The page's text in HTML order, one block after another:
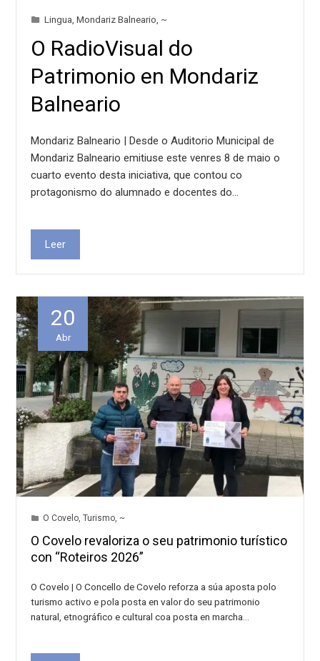
Lingua ,Mondariz Balneario ~
O RadioVisual do
Patrimonio en Mondariz
Balneario
Mondariz Balneario | Desde o Auditorio Municipal de
Mondariz Balneario emitiuse este venres 8 de maio o
cuarto evento desta iniciativa, que contou co
protagonismo do alumnado e docentes do…
Leer
20
Abr
O Covelo,Turismo, ~
O Covelo revaloriza o seu patrimonio turístico
con “Roteiros 2026”
O Covelo | O Concello de Covelo reforza a súa aposta polo
turismo activo e pola posta en valor do seu patrimonio
natural, etnográfico e cultural coa posta en marcha…